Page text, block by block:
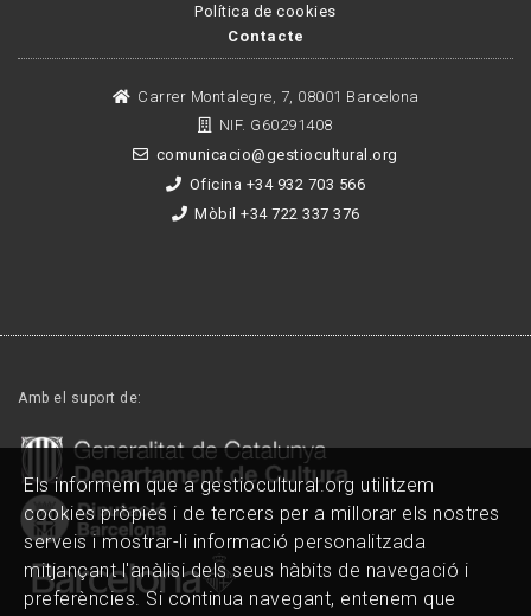
Política de cookies
Contacte
Carrer Montalegre, 7, 08001 Barcelona
NIF. G60291408
comunicacio@gestiocultural.org
Oficina +34 932 703 566
Mòbil +34 722 337 376
Amb el suport de:
Els informem que a gestiocultural.org utilitzem
cookies pròpies i de tercers per a millorar els nostres
serveis i mostrar-li informació personalitzada
mitjançant l'anàlisi dels seus hàbits de navegació i
preferències. Si continua navegant, entenem que